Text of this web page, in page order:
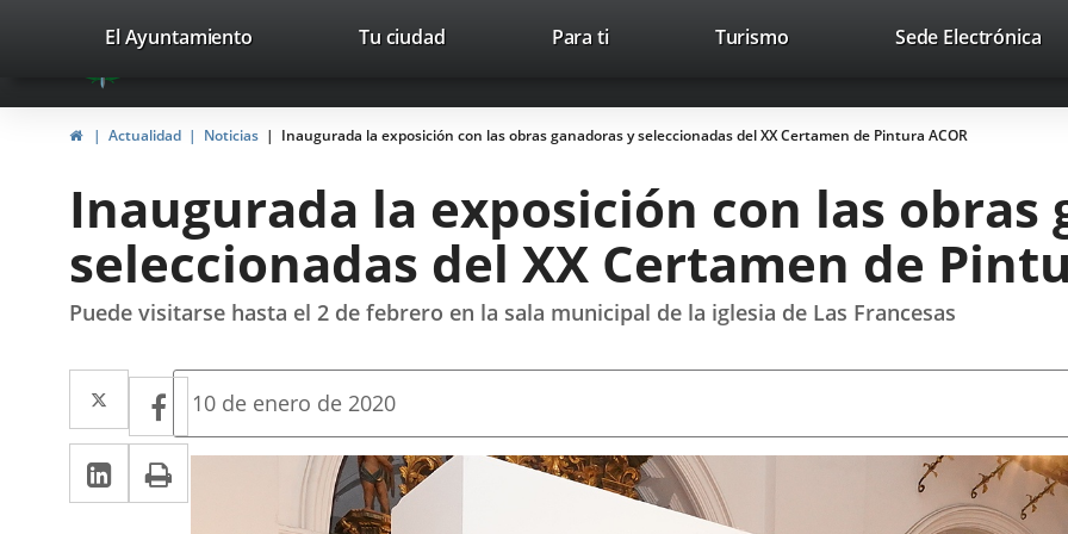
Portal
Web
del
Valladolid
avaTop Trabaja con nosotros Contacto
valladolid.es
El Ayuntamiento Tu ciudad Para ti TurismoThis
open
in
pop-
Sede ElectrónicaLink
HomeActualidad Noticias Inaugurada la exposición con las obras ganadoras y seleccionadas del XX Certamen de Pintura ACOR
Inaugurada la exposición con las obras
seleccionadas del XX Certamen de
Puede visitarse hasta el 2 de febrero en la sala municipal de la iglesia de Las Francesas
Twitter
Enlace
a
una
aplicación
Facebook
Enlace
a
una
aplicación
Linkedin
Enlace
a
Print
Fecha
la
10 de enero de 2020